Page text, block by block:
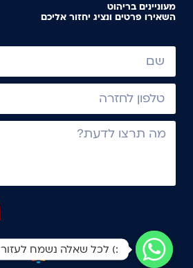
מעוניינים בריהוט
השאירו פרטים ונציג יחזור אליכם
:) לכל שאלה נשמח לעזור